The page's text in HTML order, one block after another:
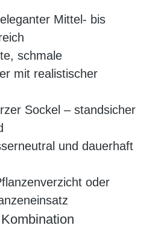
Mittel- bis
schmale
mit realistischer
Sockel – standsicher
und dauerhaft
oder